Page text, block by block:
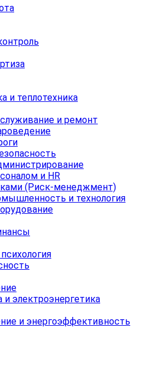
и теплотехника
и ремонт
и HR
(Риск-менеджмент)
и технология
и электроэнергетика
и энергоэффективность